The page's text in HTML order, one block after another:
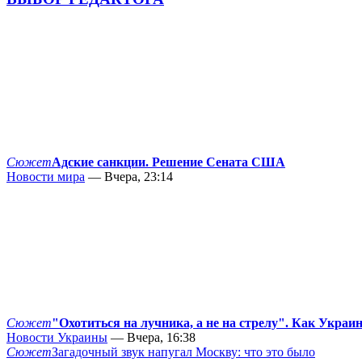
СюжетАдские санкции. Решение Сената США
Новости мира — Вчера, 23:14
Сюжет"Охотиться на лучника, а не на стрелу". Как
Новости Украины — Вчера, 16:38
СюжетЗагадочный звук напугал Москву: что это было